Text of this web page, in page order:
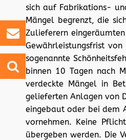
Kontaktieren Sie uns
sich auf Fabrikations-
Mängel begrenzt, die
Zulieferern
Gewährleistungsfrist
sogenannte
binnen 10 Tagen nach
verdeckte Mängel in
gelieferten Anlagen von
eingebaut oder bei dem
vornehmen. Keine
übergeben werden. Die